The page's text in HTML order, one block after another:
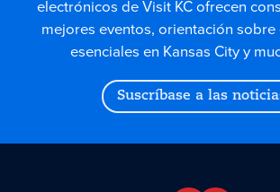
electrónicos de Visit KC ofrecen
mejores eventos, orientación sobre
esenciales en Kansas City y
Suscríbase a las